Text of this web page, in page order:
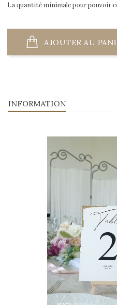
La quantité minimale pour pouvoir
AJOUTER AU
INFORMATION